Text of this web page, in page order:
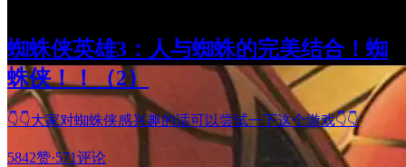
蜘蛛侠英雄3：人与蜘蛛的完美结合！蜘
蛛侠！！（2）
👇👇大家对蜘蛛侠感兴趣的话可以尝试一下这个游戏👇👇
5842赞·571评论